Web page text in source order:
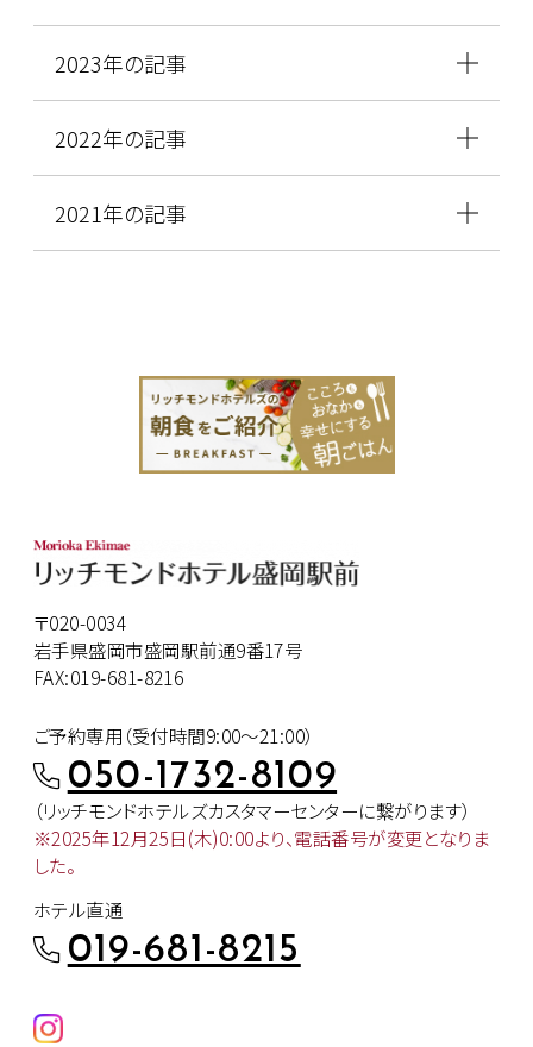
2023年の記事
2022年の記事
2021年の記事
〒020-0034
岩手県盛岡市盛岡駅前通9番17号
FAX:019-681-8216
ご予約専用（受付時間9:00～21:00）
050-1732-8109
（リッチモンドホテルズカスタマーセンターに繋がります）
※2025年12月25日(木)0:00より、電話番号が変更となりま
した。
ホテル直通
019-681-8215